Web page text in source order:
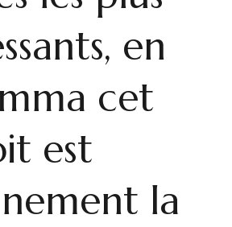
en
cet
est
la